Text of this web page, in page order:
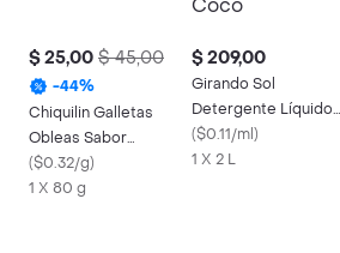
$ 25,00 $ 45,00
-44%
Chiquilin Galletas
Obleas Sabor
Chocolate
($0.32/g)
1 X 80 g
$ 209,00
Girando Sol
Detergente Líquido
para Lavar Ropa de
Coco
($0.11/ml)
1 X 2 L